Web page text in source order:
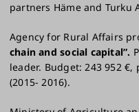
partners Häme and Turku
Agency for Rural Affairs
chain and social capital”.
leader. Budget: 243 952 €,
(2015- 2016).